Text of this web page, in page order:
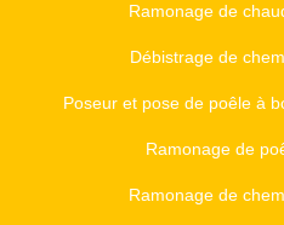
Ramonage de
Débistrage de
Poseur et pose de poêle à
Ramonage de
Ramonage de